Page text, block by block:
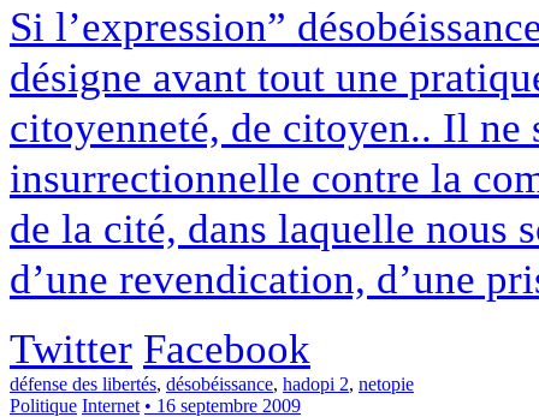
Si l’expression”
désigne avant tout une
citoyenneté, de citoyen.. Il ne
insurrectionnelle contre la
de la cité, dans laquelle nous
d’une revendication, d’une
Twitter Facebook
défense des libertés, désobéissance, hadopi 2, netopie
Politique Internet • 16 septembre 2009